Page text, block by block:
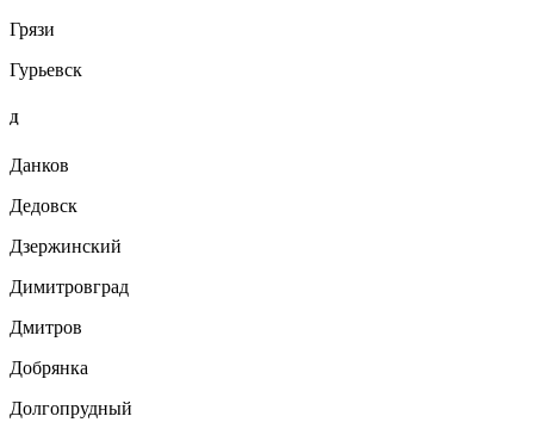
Грязи
Гурьевск
Д
Данков
Дедовск
Дзержинский
Димитровград
Дмитров
Добрянка
Долгопрудный